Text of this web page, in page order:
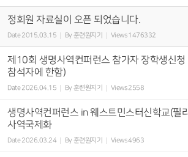
정회원 자료실이 오픈 되었습니다.
Date 2015.03.15 By 훈련원지기 Views 1476332
제10회 생명사역컨퍼런스 참가자 장학생신
참석자에 한함)
Date 2026.04.15 By 훈련원지기 Views 2558
생명사역컨퍼런스 in 웨스트민스터신학교(필
사역국제화
Date 2026.03.24 By 훈련원지기 Views4963